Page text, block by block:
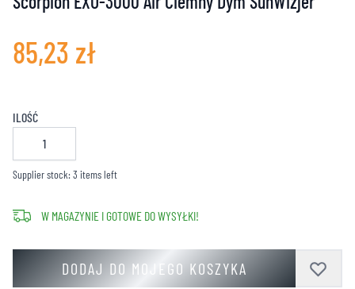
85,23 zł
ILOŚĆ
Supplier stock: 3 items left
W MAGAZYNIE I GOTOWE DO WYSYŁKI!
DODAJ DO MOJEGO KOSZYKA